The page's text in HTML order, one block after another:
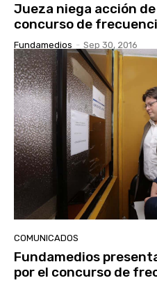
Jueza niega acción
concurso de
Fundamedios - Sep 30, 2016
COMUNICADOS
Fundamedios
por el concurso de